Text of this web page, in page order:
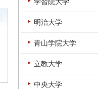
明治大学
青山学院大学
立教大学
中央大学